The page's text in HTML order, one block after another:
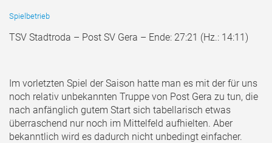
Spielbetrieb
TSV Stadtroda – Post SV Gera – Ende: 27:21 (Hz.: 14:11)
Im vorletzten Spiel der Saison hatte man es mit der für uns
noch relativ unbekannten Truppe von Post Gera zu tun, die
nach anfänglich gutem Start sich tabellarisch etwas
überraschend nur noch im Mittelfeld aufhielten. Aber
bekanntlich wird es dadurch nicht unbedingt einfacher.